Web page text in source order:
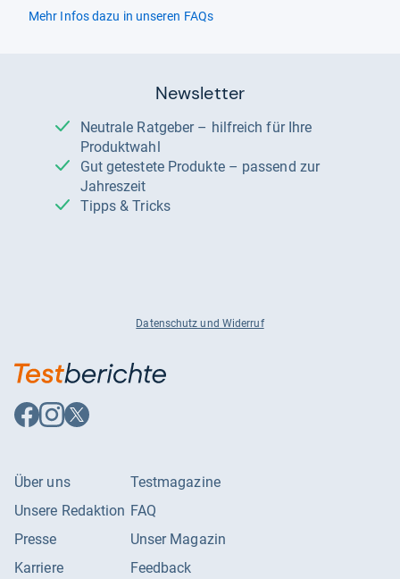
Mehr Infos dazu in unseren FAQs
Newsletter
Neutrale Ratgeber – hilfreich für Ihre
Produktwahl
Gut getestete Produkte – passend zur
Jahreszeit
Tipps & Tricks
Datenschutz und Widerruf
Auf
Facebook
Auf
Instagram
Auf
X
Über uns
Unsere Redaktion
Presse
Karriere
Testmagazine
FAQ
Unser Magazin
Feedback